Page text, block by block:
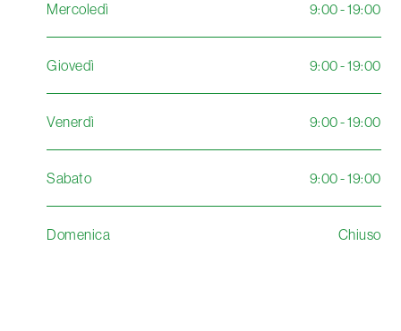
Mercoledì 9:00 - 19:00
Giovedì 9:00 - 19:00
Venerdì 9:00 - 19:00
Sabato 9:00 - 19:00
Domenica Chiuso